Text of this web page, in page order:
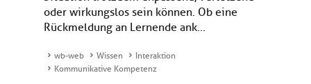
oder wirkungslos sein können. Ob eine
Rückmeldung an Lernende ank...
wb-web Wissen
Interaktion
Kommunikative Kompetenz